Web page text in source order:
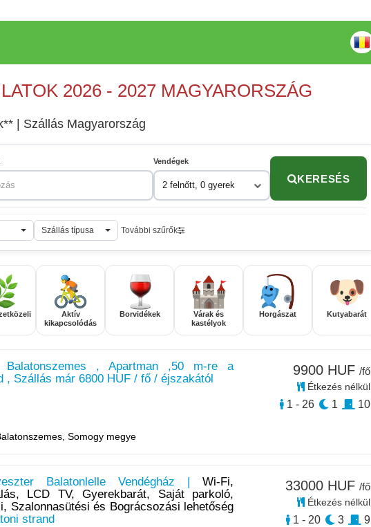
2026 - 2027 MAGYARORSZÁG
| Szállás Magyarország
Vendégek
2 felnőtt, 0 gyerek
KERESÉS
Szállás típusa További szűrők
Aktív
kikapcsolódás
Borvidékek
Várak és
kastélyok
Horgászat Kutyabarát
Balatonszemes , Apartman ,50 m-re a
, Szállás már 6800 HUF / fő / éjszakától
Somogy megye
9900 HUF /fő
Étkezés nélkül
1 - 26 1 10
Balatonlelle Vendégház |Wi-Fi,
LCD TV, Gyerekbarát, Saját parkoló,
Szalonnasütési és Bográcsozási lehetőség
strand
33000 HUF /fő
Étkezés nélkül
1 - 20 3 9